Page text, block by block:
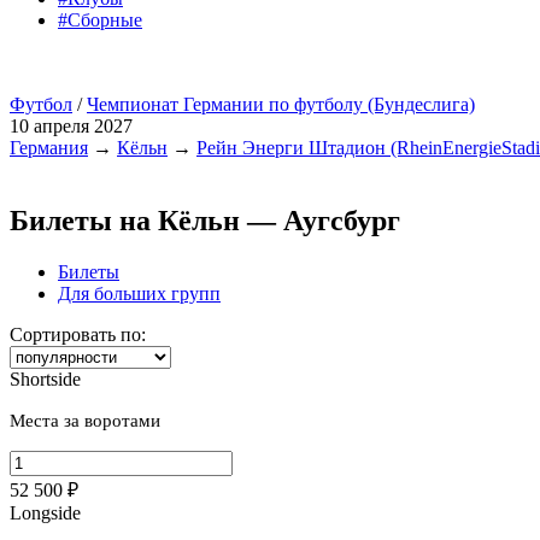
#Сборные
Футбол /Чемпионат Германии по футболу (Бундеслига)
10 апреля 2027
Германия → Кёльн → Рейн Энерги Штадион
Билеты на Кёльн — Аугсбург
Билеты
Для больших групп
Сортировать по:
Shortside
Места за воротами
52 500 ₽
Longside